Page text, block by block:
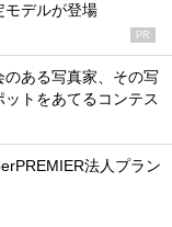
モデルが登場
PR
のある写真家、その写
トをあてるコンテス
法人プラン